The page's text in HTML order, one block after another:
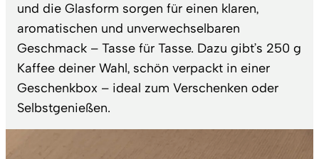
und die Glasform sorgen für einen klaren,
aromatischen und unverwechselbaren
Geschmack – Tasse für Tasse. Dazu gibt’s 250 g
Kaffee deiner Wahl, schön verpackt in einer
Geschenkbox – ideal zum Verschenken oder
Selbstgenießen.